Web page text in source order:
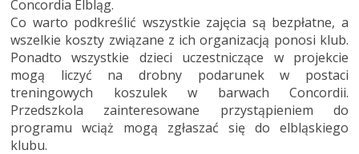
Concordia Elbląg.
Co warto podkreślić wszystkie zajęcia są bezpłatne, a
wszelkie koszty związane z ich organizacją ponosi klub.
Ponadto wszystkie dzieci uczestniczące w projekcie
mogą liczyć na drobny podarunek w postaci
treningowych koszulek w barwach Concordii.
Przedszkola zainteresowane przystąpieniem do
programu wciąż mogą zgłaszać się do elbląskiego
klubu.